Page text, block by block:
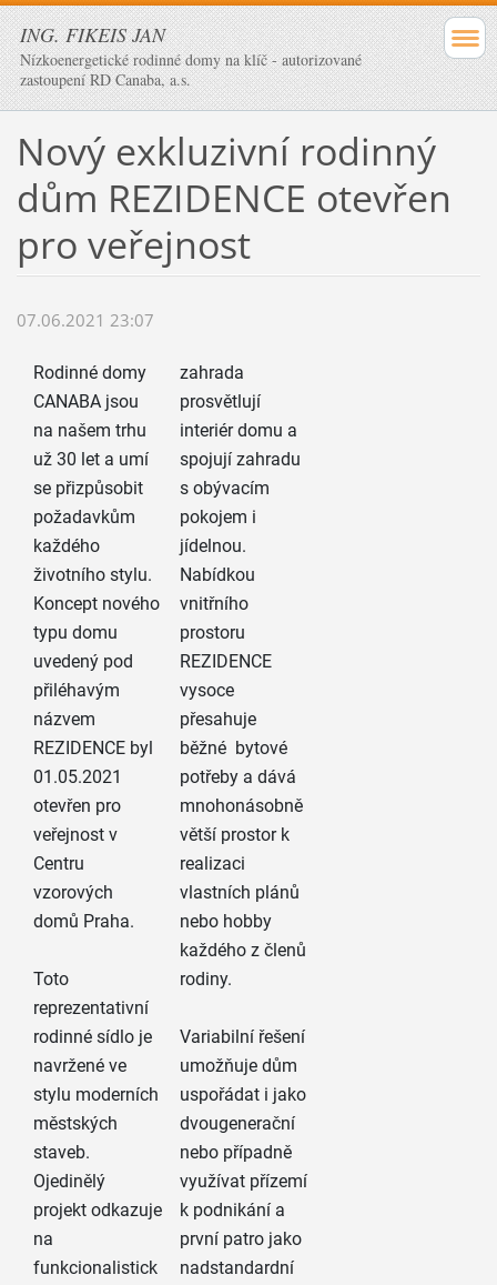
ING. FIKEIS JAN
Nízkoenergetické rodinné domy na klíč - autorizované
zastoupení RD Canaba, a.s.
Nový exkluzivní rodinný
dům REZIDENCE otevřen
pro veřejnost
07.06.2021 23:07
Rodinné domy
CANABA jsou
na našem trhu
už 30 let a umí
se přizpůsobit
požadavkům
každého
životního stylu.
Koncept nového
typu domu
uvedený pod
přiléhavým
názvem
REZIDENCE byl
01.05.2021
otevřen pro
veřejnost v
Centru
vzorových
domů Praha.
Toto
reprezentativní
rodinné sídlo je
navržené ve
stylu moderních
městských
staveb.
Ojedinělý
projekt odkazuje
na
funkcionalistick
zahrada
prosvětlují
interiér domu a
spojují zahradu
s obývacím
pokojem i
jídelnou.
Nabídkou
vnitřního
prostoru
REZIDENCE
vysoce
přesahuje
běžné bytové
potřeby a dává
mnohonásobně
větší prostor k
realizaci
vlastních plánů
nebo hobby
každého z členů
rodiny.
Variabilní řešení
umožňuje dům
uspořádat i jako
dvougenerační
nebo případně
využívat přízemí
k podnikání a
první patro jako
nadstandardní